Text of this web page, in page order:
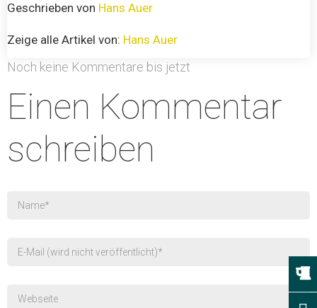
Geschrieben von Hans Auer
Zeige alle Artikel von: Hans Auer
Noch keine Kommentare bis jetzt
Einen Kommentar
schreiben